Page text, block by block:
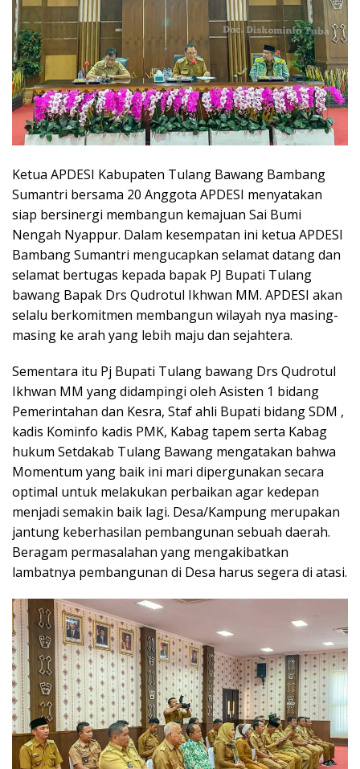
Ketua APDESI Kabupaten Tulang Bawang Bambang
Sumantri bersama 20 Anggota APDESI menyatakan
siap bersinergi membangun kemajuan Sai Bumi
Nengah Nyappur. Dalam kesempatan ini ketua APDESI
Bambang Sumantri mengucapkan selamat datang dan
selamat bertugas kepada bapak PJ Bupati Tulang
bawang Bapak Drs Qudrotul Ikhwan MM. APDESI akan
selalu berkomitmen membangun wilayah nya masing-
masing ke arah yang lebih maju dan sejahtera.
Sementara itu Pj Bupati Tulang bawang Drs Qudrotul
Ikhwan MM yang didampingi oleh Asisten 1 bidang
Pemerintahan dan Kesra, Staf ahli Bupati bidang SDM ,
kadis Kominfo kadis PMK, Kabag tapem serta Kabag
hukum Setdakab Tulang Bawang mengatakan bahwa
Momentum yang baik ini mari dipergunakan secara
optimal untuk melakukan perbaikan agar kedepan
menjadi semakin baik lagi. Desa/Kampung merupakan
jantung keberhasilan pembangunan sebuah daerah.
Beragam permasalahan yang mengakibatkan
lambatnya pembangunan di Desa harus segera di atasi.